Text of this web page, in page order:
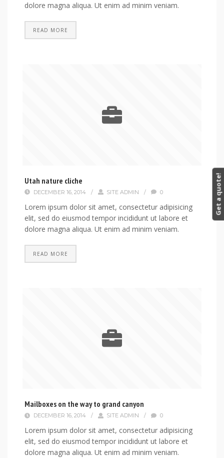
dolore magna aliqua. Ut enim ad minim veniam.
READ MORE
Utah nature cliche
DECEMBER 16, 2014 / SITE ADMIN / 0
Lorem ipsum dolor sit amet, consectetur adipisicing
elit, sed do eiusmod tempor incididunt ut labore et
dolore magna aliqua. Ut enim ad minim veniam.
READ MORE
Mailboxes on the way to grand canyon
DECEMBER 16, 2014 / SITE ADMIN / 0
Lorem ipsum dolor sit amet, consectetur adipisicing
elit, sed do eiusmod tempor incididunt ut labore et
dolore magna aliqua. Ut enim ad minim veniam.
Get a quote!